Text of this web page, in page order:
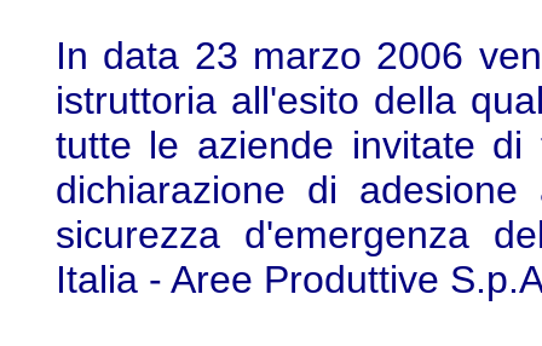
In data 23 marzo 2006
istruttoria all'esito della
tutte le aziende invitate
dichiarazione di
sicurezza d'emergenza
Italia - Aree Produttive